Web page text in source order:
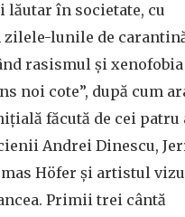
lăutar în societate, cu
zilele-lunile de
rasismul și
noi cote”, după cum
făcută de cei
Andrei Dinescu,
Höfer și artistul
Primii trei cântă